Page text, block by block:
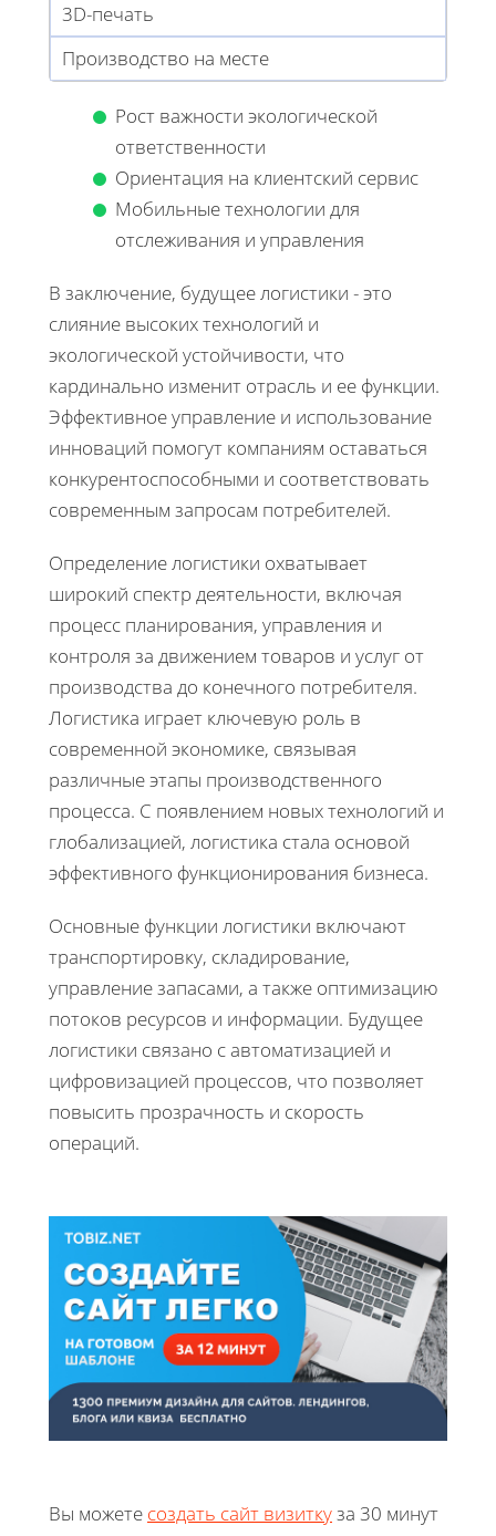
3D-печать
Производство на месте
Рост важности экологической
ответственности
Ориентация на клиентский сервис
Мобильные технологии для
отслеживания и управления
В заключение, будущее логистики - это
слияние высоких технологий и
экологической устойчивости, что
кардинально изменит отрасль и ее функции.
Эффективное управление и использование
инноваций помогут компаниям оставаться
конкурентоспособными и соответствовать
современным запросам потребителей.
Определение логистики охватывает
широкий спектр деятельности, включая
процесс планирования, управления и
контроля за движением товаров и услуг от
производства до конечного потребителя.
Логистика играет ключевую роль в
современной экономике, связывая
различные этапы производственного
процесса. С появлением новых технологий и
глобализацией, логистика стала основой
эффективного функционирования бизнеса.
Основные функции логистики включают
транспортировку, складирование,
управление запасами, а также оптимизацию
потоков ресурсов и информации. Будущее
логистики связано с автоматизацией и
цифровизацией процессов, что позволяет
повысить прозрачность и скорость
операций.
Вы можете создать сайт визиткуза 30 минут